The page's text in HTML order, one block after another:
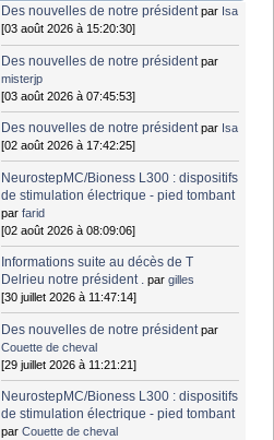
Des nouvelles de notre président par Isa
[03 août 2026 à 15:20:30]
Des nouvelles de notre président par
misterjp
[03 août 2026 à 07:45:53]
Des nouvelles de notre président par Isa
[02 août 2026 à 17:42:25]
NeurostepMC/Bioness L300 : dispositifs
de stimulation électrique - pied tombant
parfarid
[02 août 2026 à 08:09:06]
Informations suite au décès de T
Delrieu notre président . pargilles
[30 juillet 2026 à 11:47:14]
Des nouvelles de notre président par
Couette de cheval
[29 juillet 2026 à 11:21:21]
NeurostepMC/Bioness L300 : dispositifs
de stimulation électrique - pied tombant
parCouette de cheval